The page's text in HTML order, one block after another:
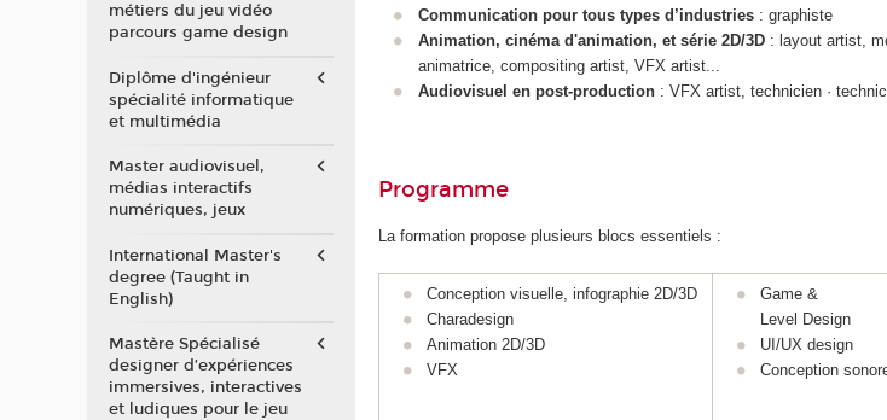
Communication pour tous types d’industries: graphiste
Animation, cinéma d'animation, et série 2D/3D: layout artist,
animatrice, compositing artist, VFX artist...
Audiovisuel en post-production: VFX artist, technicien ·
Programme
La formation propose plusieurs blocs essentiels :
Conception visuelle, infographie 2D/3D
Charadesign
Animation 2D/3D
VFX
Game &
Level Design
UI/UX design
Conception
métiers du jeu vidéo
parcours game design
Diplôme d'ingénieur
spécialité informatique
et multimédia
Master audiovisuel,
médias interactifs
numériques, jeux
International Master's
degree (Taught in
English)
Mastère Spécialisé
designer d’expériences
immersives, interactives
et ludiques pour le jeu